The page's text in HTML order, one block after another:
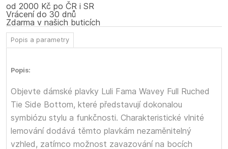
od 2000 Kč po ČR i SR
Vrácení do 30 dnů
Zdarma v našich buticích
Popis a parametry
Popis:
Objevte dámské plavky Luli Fama Wavey Full Ruched
Tie Side Bottom, které představují dokonalou
symbiózu stylu a funkčnosti. Charakteristické vlnité
lemování dodává těmto plavkám nezaměnitelný
vzhled, zatímco možnost zavazování na bocích